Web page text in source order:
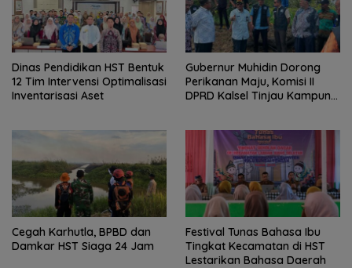
Dinas Pendidikan HST Bentuk
12 Tim Intervensi Optimalisasi
Inventarisasi Aset
Gubernur Muhidin Dorong
Perikanan Maju, Komisi II
DPRD Kalsel Tinjau Kampung
Cegah Karhutla, BPBD dan
Damkar HST Siaga 24 Jam
Festival Tunas Bahasa Ibu
Tingkat Kecamatan di HST
Lestarikan Bahasa Daerah